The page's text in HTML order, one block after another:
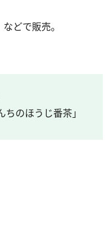
どで販売。
のほうじ番茶」